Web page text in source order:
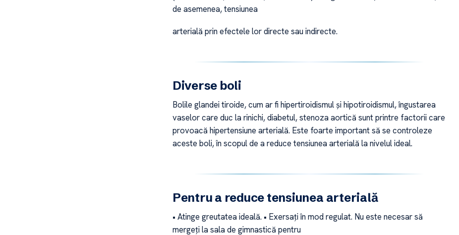
de asemenea, tensiunea
arterială prin efectele lor directe sau indirecte.
Diverse boli
Bolile glandei tiroide, cum ar fi hipertiroidismul și hipotiroidismul, îngustarea
vaselor care duc la rinichi, diabetul, stenoza aortică sunt printre factorii care
provoacă hipertensiune arterială. Este foarte important să se controleze
aceste boli, în scopul de a reduce tensiunea arterială la nivelul ideal.
Pentru a reduce tensiunea arterială
• Atinge greutatea ideală. • Exersați în mod regulat. Nu este necesar să
mergeți la sala de gimnastică pentru